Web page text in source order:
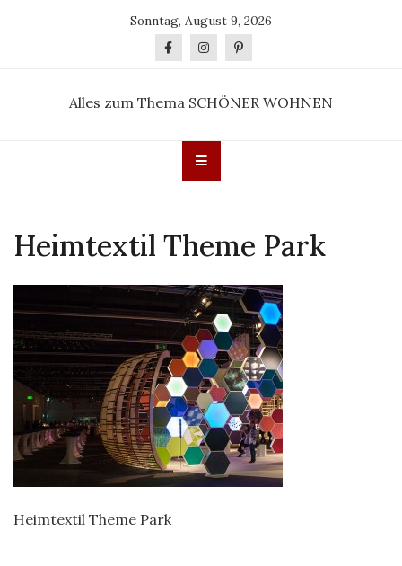
Sonntag, August 9, 2026
Alles zum Thema SCHÖNER WOHNEN
Heimtextil Theme Park
Heimtextil Theme Park